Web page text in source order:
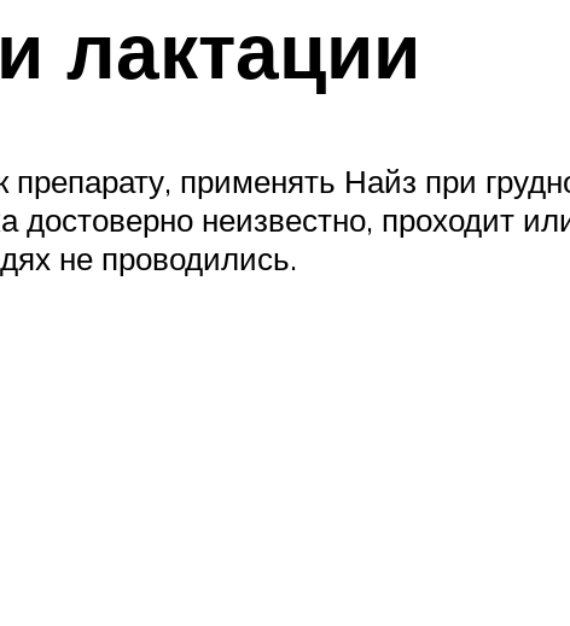
лактации
препарату, применять Найз при
достоверно неизвестно, проходит
не проводились.